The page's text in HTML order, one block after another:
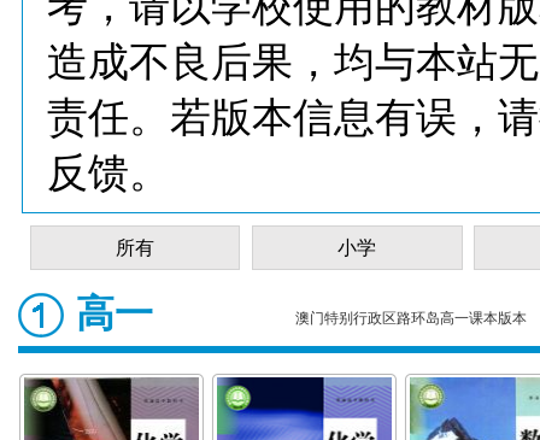
造成不良后果，均与本站
责任。若版本信息有误，
反馈。
所有 小学
高一 澳门特别行政区路环岛高一课本版本